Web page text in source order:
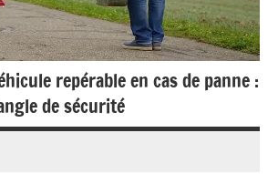
repérable en cas de panne :
de sécurité